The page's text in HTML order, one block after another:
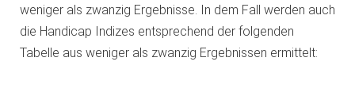
weniger als zwanzig Ergebnisse. In dem Fall werden auch
die Handicap Indizes entsprechend der folgenden
Tabelle aus weniger als zwanzig Ergebnissen ermittelt: